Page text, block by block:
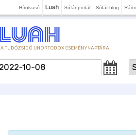
Hírolvasó Luah Sófár portál Sófár blog
A TUDÓZSIDÓ UNORTODOX ESEMÉNYNAPTÁRA